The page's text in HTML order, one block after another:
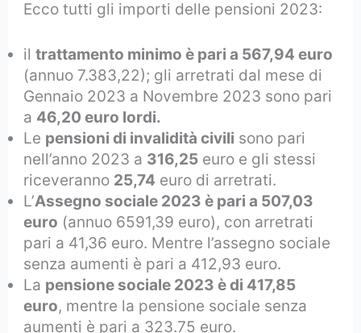
Ecco tutti gli importi delle pensioni 2023:
iltrattamento minimo è pari a 567,94 euro
(annuo 7.383,22); gli arretrati dal mese di
Gennaio 2023 a Novembre 2023 sono pari
a 46,20 euro lordi.
Le pensioni di invalidità civili sono pari
nell’anno 2023 a 316,25 euro e gli stessi
riceveranno 25,74 euro di arretrati.
L’Assegno sociale 2023 è pari a 507,03
euro (annuo 6591,39 euro), con arretrati
pari a 41,36 euro. Mentre l’assegno sociale
senza aumenti è pari a 412,93 euro.
La pensione sociale 2023 è di 417,85
euro, mentre la pensione sociale senza
aumenti è pari a 323.75 euro.